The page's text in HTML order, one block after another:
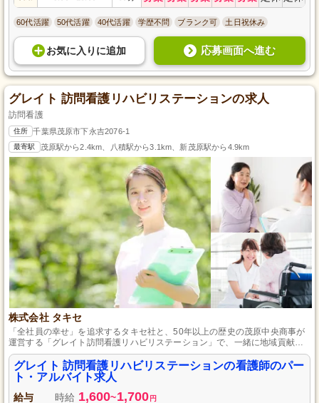
60代活躍 50代活躍 40代活躍 学歴不問 ブランク可 土日祝休み
お気に入り に追加 応募画面へ進む
グレイト 訪問看護リハビリステーションの求人
訪問看護
住所 千葉県茂原市下永吉2076-1
最寄駅 茂原駅から2.4km、八積駅から3.1km、新茂原駅から4.9km
株式会社 タキセ
「全社員の幸せ」を追求するタキセ社と、50年以上の歴史の茂原中央商事が
運営する「グレイト訪問看護リハビリステーション」で、一緒に地域貢献し
ながら人々の健康と生活の質を高めましょう。
グレイト 訪問看護リハビリステーションの看護師のパー
ト・アルバイト求人
給与 時給 1,600~1,700 円